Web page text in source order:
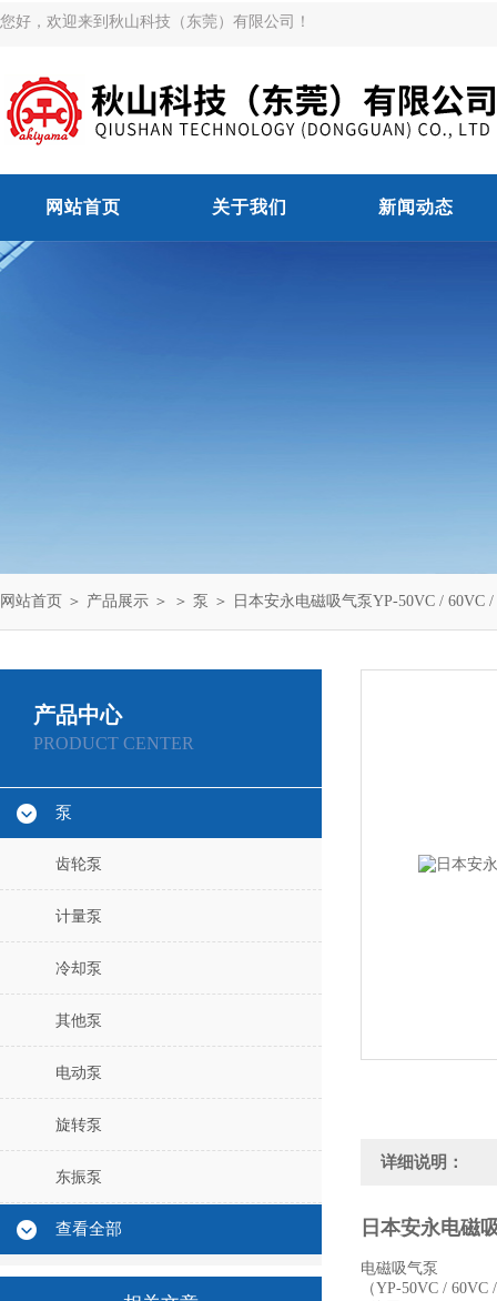
您好，欢迎来到秋山科技（东莞）有限公司！
网站首页 关于我们 新闻动态
网站首页 ＞ 产品展示 ＞ ＞ 泵 ＞ 日本安永电磁吸气泵YP-50VC / 60VC /
产品中心
PRODUCT CENTER
泵
齿轮泵
计量泵
冷却泵
其他泵
电动泵
旋转泵
东振泵
查看全部
详细说明：
日本安永电磁
电磁吸气泵
（YP-50VC / 60VC